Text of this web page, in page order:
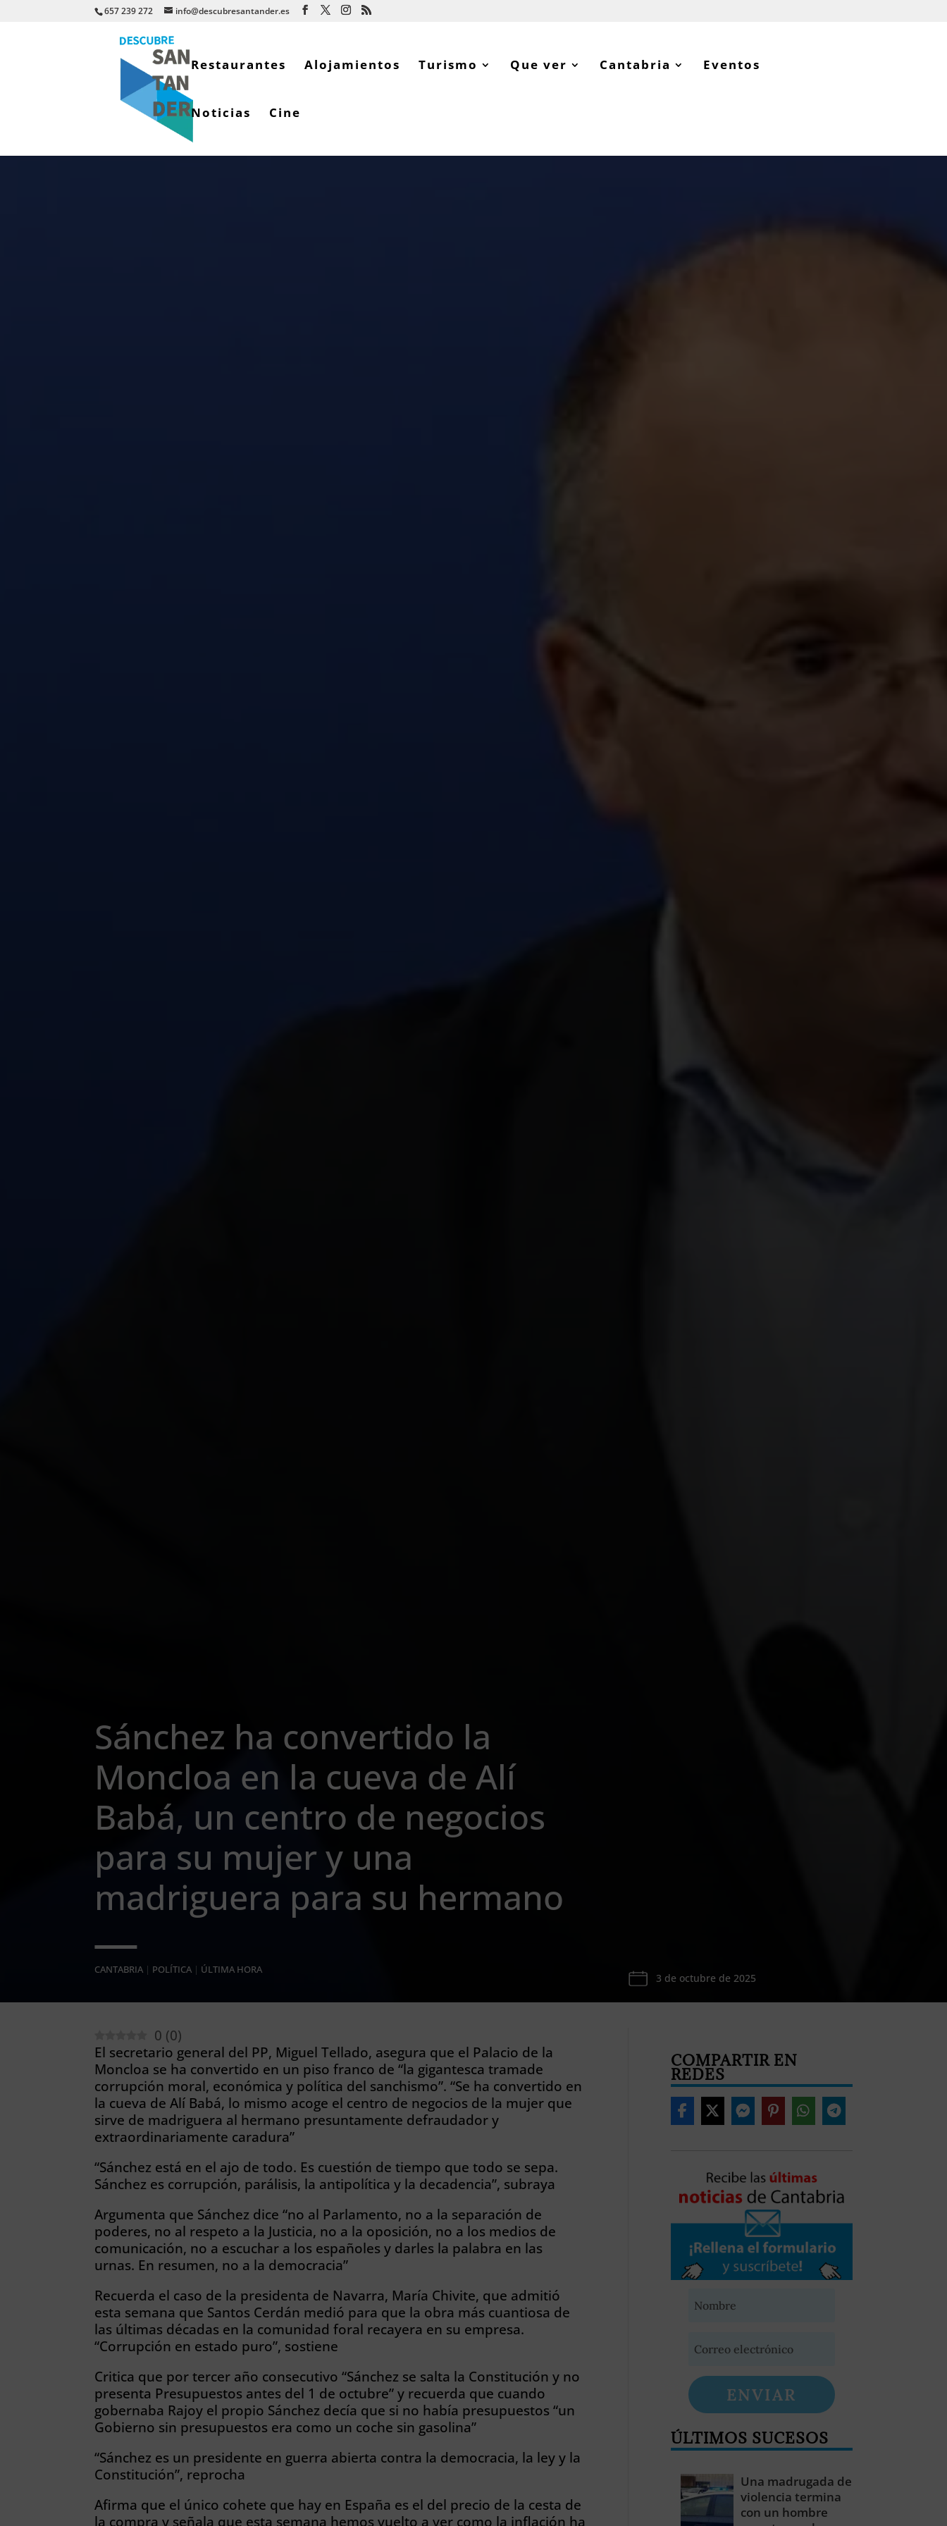
657 239 272 info@descubresantander.es
Restaurantes Alojamientos Turismo Que ver Cantabria Eventos
Noticias Cine
Sánchez ha convertido la
Moncloa en la cueva de Alí
Babá, un centro de negocios
para su mujer y una
madriguera para su hermano
CANTABRIA | POLÍTICA | ÚLTIMA HORA
3 de octubre de 2025
0 (0)
El secretario general del PP, Miguel Tellado, asegura que el Palacio de la
Moncloa se ha convertido en un piso franco de “la gigantesca tramade
corrupción moral, económica y política del sanchismo”. “Se ha convertido en
la cueva de Alí Babá, lo mismo acoge el centro de negocios de la mujer que
sirve de madriguera al hermano presuntamente defraudador y
extraordinariamente caradura”
“Sánchez está en el ajo de todo. Es cuestión de tiempo que todo se sepa.
Sánchez es corrupción, parálisis, la antipolítica y la decadencia”, subraya
Argumenta que Sánchez dice “no al Parlamento, no a la separación de
poderes, no al respeto a la Justicia, no a la oposición, no a los medios de
comunicación, no a escuchar a los españoles y darles la palabra en las
urnas. En resumen, no a la democracia”
Recuerda el caso de la presidenta de Navarra, María Chivite, que admitió
esta semana que Santos Cerdán medió para que la obra más cuantiosa de
las últimas décadas en la comunidad foral recayera en su empresa.
“Corrupción en estado puro”, sostiene
Critica que por tercer año consecutivo “Sánchez se salta la Constitución y no
presenta Presupuestos antes del 1 de octubre” y recuerda que cuando
gobernaba Rajoy el propio Sánchez decía que si no había presupuestos “un
Gobierno sin presupuestos era como un coche sin gasolina”
“Sánchez es un presidente en guerra abierta contra la democracia, la ley y la
Constitución”, reprocha
Afirma que el único cohete que hay en España es el del precio de la cesta de
la compra y señala que esta semana hemos vuelto a ver como la inflación ha
COMPARTIR EN
REDES
ENVIAR
ÚLTIMOS SUCESOS
Una madrugada de
violencia termina
con un hombre